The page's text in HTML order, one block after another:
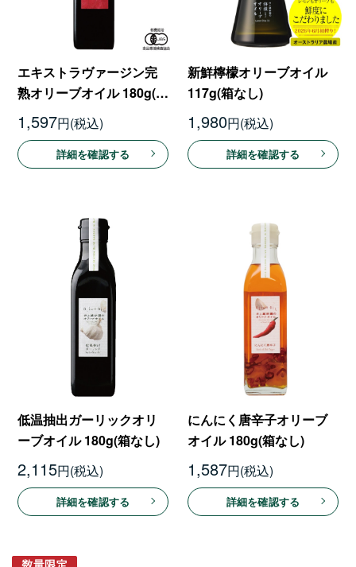
エキストラヴァージン完
熟オリーブオイル 180g(箱
なし)
1,597円
詳細を確認する
新鮮檸檬オリーブオイル
117g(箱なし)
1,980円
詳細を確認する
低温抽出ガーリックオリ
ーブオイル 180g(箱なし)
2,115円
詳細を確認する
にんにく唐辛子オリーブ
オイル 180g(箱なし)
1,587円
詳細を確認する